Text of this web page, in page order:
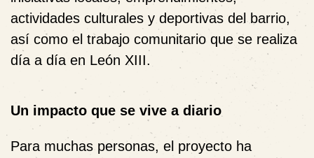
actividades culturales y deportivas del barrio,
así como el trabajo comunitario que se realiza
día a día en León XIII.
Un impacto que se vive a diario
Para muchas personas, el proyecto ha